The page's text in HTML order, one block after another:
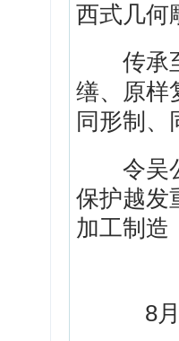
西式几何
传承至
缮、原样
同形制、
令吴公
保护越发
加工制造
8